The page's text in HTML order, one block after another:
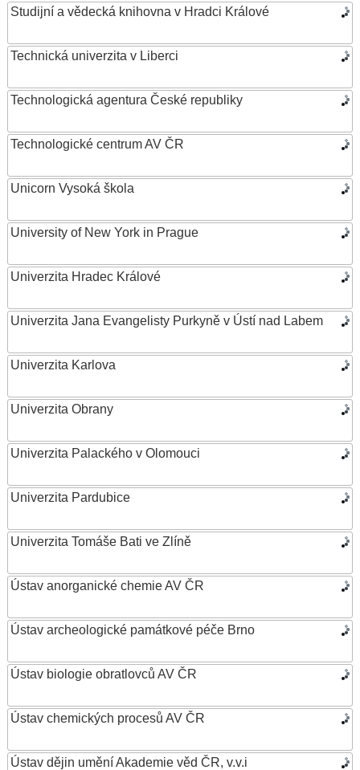
Studijní a vědecká knihovna v Hradci Králové
Technická univerzita v Liberci
Technologická agentura České republiky
Technologické centrum AV ČR
Unicorn Vysoká škola
University of New York in Prague
Univerzita Hradec Králové
Univerzita Jana Evangelisty Purkyně v Ústí nad Labem
Univerzita Karlova
Univerzita Obrany
Univerzita Palackého v Olomouci
Univerzita Pardubice
Univerzita Tomáše Bati ve Zlíně
Ústav anorganické chemie AV ČR
Ústav archeologické památkové péče Brno
Ústav biologie obratlovců AV ČR
Ústav chemických procesů AV ČR
Ústav dějin umění Akademie věd ČR, v.v.i